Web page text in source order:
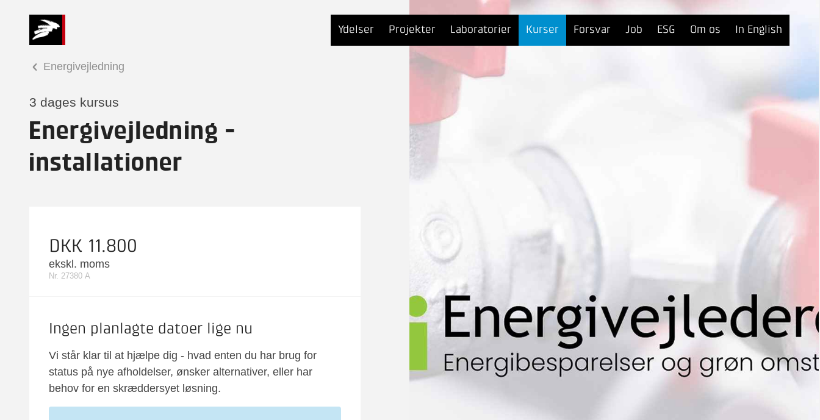
Ydelser Projekter Laboratorier Kurser Forsvar Job ESG Om os In English
Energivejledning
3 dages kursus
Energivejledning -
installationer
DKK 11.800
ekskl. moms
Nr. 27380 A
Ingen planlagte datoer lige nu
Vi står klar til at hjælpe dig - hvad enten du har brug for
status på nye afholdelser, ønsker alternativer, eller har
behov for en skræddersyet løsning.